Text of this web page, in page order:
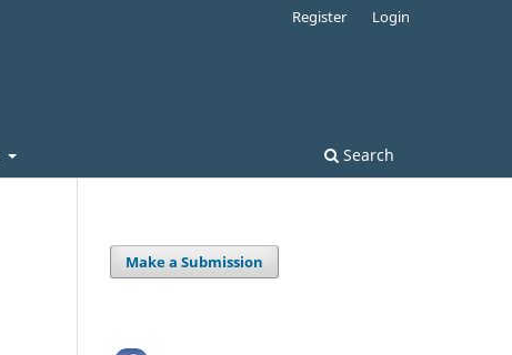
Search
Register Login
Make a Submission